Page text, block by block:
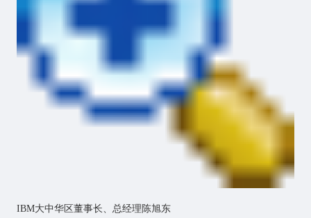
IBM大中华区董事长、总经理陈旭东